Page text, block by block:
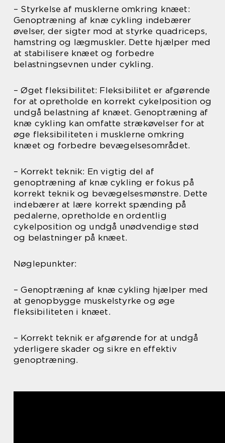
– Styrkelse af musklerne omkring knæet:
Genoptræning af knæ cykling indebærer
øvelser, der sigter mod at styrke quadriceps,
hamstring og lægmuskler. Dette hjælper med
at stabilisere knæet og forbedre
belastningsevnen under cykling.
– Øget fleksibilitet: Fleksibilitet er afgørende
for at opretholde en korrekt cykelposition og
undgå belastning af knæet. Genoptræning af
knæ cykling kan omfatte strækøvelser for at
øge fleksibiliteten i musklerne omkring
knæet og forbedre bevægelsesområdet.
– Korrekt teknik: En vigtig del af
genoptræning af knæ cykling er fokus på
korrekt teknik og bevægelsesmønstre. Dette
indebærer at lære korrekt spænding på
pedalerne, opretholde en ordentlig
cykelposition og undgå unødvendige stød
og belastninger på knæet.
Nøglepunkter:
– Genoptræning af knæ cykling hjælper med
at genopbygge muskelstyrke og øge
fleksibiliteten i knæet.
– Korrekt teknik er afgørende for at undgå
yderligere skader og sikre en effektiv
genoptræning.